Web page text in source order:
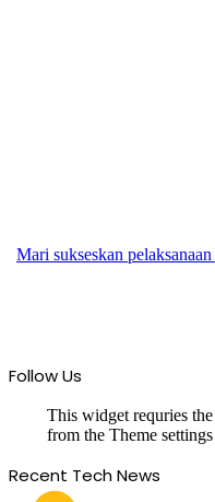
Mari sukseskan
Follow Us
This widget requries
from the Theme
Recent Tech News